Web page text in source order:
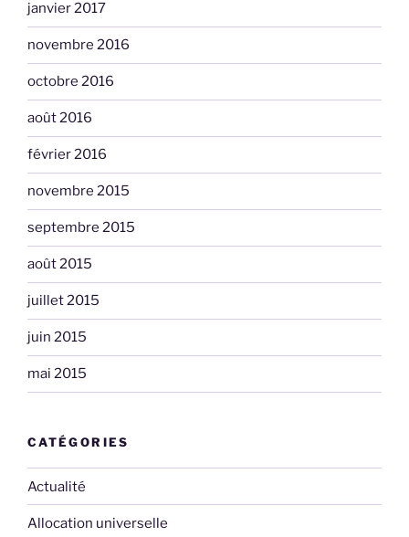
janvier 2017
novembre 2016
octobre 2016
août 2016
février 2016
novembre 2015
septembre 2015
août 2015
juillet 2015
juin 2015
mai 2015
CATÉGORIES
Actualité
Allocation universelle